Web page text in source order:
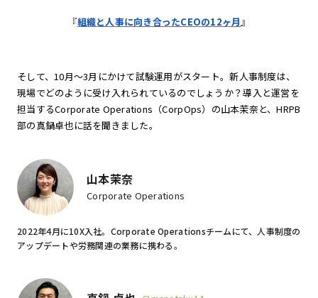
『組織と人事に向き合ったCEOの12ヶ月』
そして、10月〜3月にかけて試験運用がスタート。新人事制度は、
現場でどのように受け入れられているのでしょうか？導入と運営を
担当するCorporate Operations（CorpOps）の山本茉奈と、HRPB
部の真鍋卓也に話を聞きました。
山本茉奈
Corporate Operations
2022年4月に10X入社。Corporate Operationsチームにて、人事制度の
アップデートや労務関連の業務に携わる。